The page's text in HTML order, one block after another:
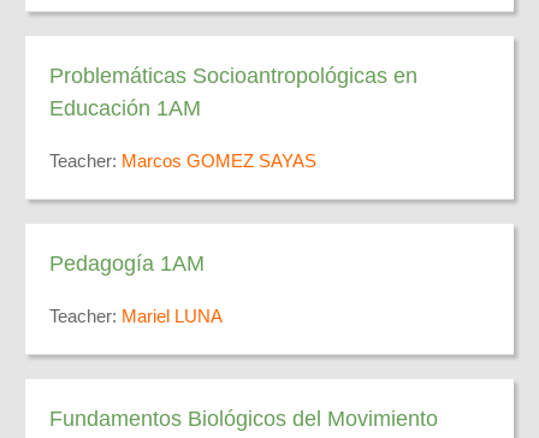
Problemáticas Socioantropológicas en
Educación 1AM
Teacher: Marcos GOMEZ SAYAS
Pedagogía 1AM
Teacher: Mariel LUNA
Fundamentos Biológicos del Movimiento